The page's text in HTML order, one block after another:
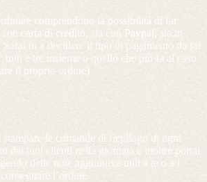
comprendono la possibilità di far
carta di credito , sia con Paypal
, sia in
Sarai tu a decidere il tipo di pagamento da far
tutti e tre insieme o quello che più fa al caso
il proprio ordine)
le comande di riepilogo di ogni
dai tuoi clienti nella giornata e inoltre potrai
delle note aggiuntive utili a te o a i
l’ordine.